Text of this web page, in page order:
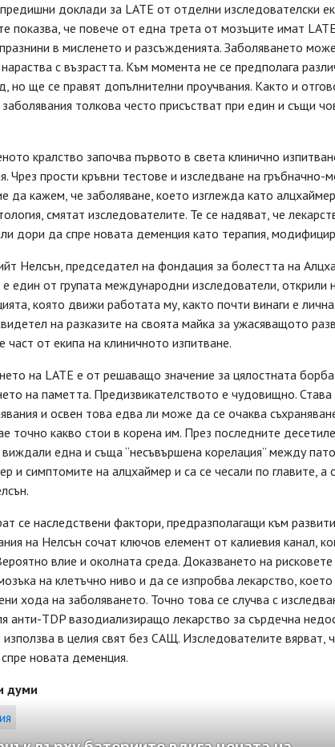
доклади за LATE от отделни изследователски
показва, че повече от една трета от мозъците имат
в мисленето и разсъжденията. Заболяването
с възрастта. Към момента не се предполага
но ще се правят допълнителни проучвания. Както и
толкова често присъстват при един и същи
кралство започва първото в света клинично
Чрез прости кръвни тестове и изследване на
да кажем, че заболяване, което изглежда като
смятат изследователите. Те се надяват, че
дори да спре новата деменция като терапия,
Нелсън, председател на фондация за болестта на
е един от групата международни изследователи,
която движи работата му, както почти винаги е
на разказите на своята майка за ужасяващото
част от екипа на клиничното изпитване.
на LATE е от решаващо значение за цялостната
на паметта. Предизвикателството е чудовищно.
и освен това едва ли може да се очаква
точно какво стои в корена им. През последните
виждали една и съща “несъвършена корелация” между
и симптомите на алцхаймер и са се чесали по главите, а
се наследствени фактори, предразполагащи към
на Нелсън сочат ключов елемент от калиевия канал,
влие и околната среда. Доказването на
на клетъчно ниво и да се изпробва лекарство,
хода на заболяването. Точно това се случва с
анти-TDP вазодиализиращо лекарство за сърдечна
използва в целия свят без САЩ. Изследователите вярват,
новата деменция.
думи